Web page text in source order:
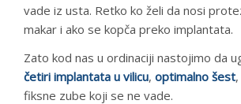
vade iz usta. Retko ko želi da nosi
makar i ako se kopča preko implantata.
Zato kod nas u ordinaciji nastojimo da
četiri implantata u vilicu, optimalno šest
fiksne zube koji se ne vade.